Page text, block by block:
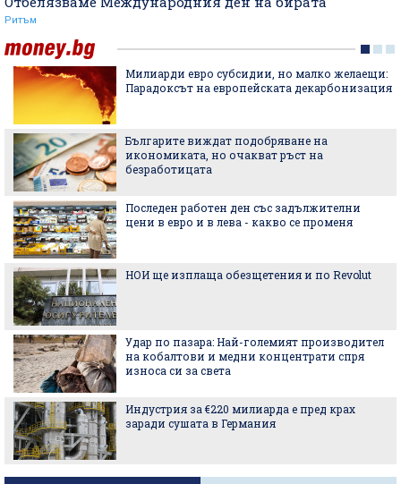
Ритъм
Милиарди евро субсидии, но малко желаещи:
Парадоксът на европейската декарбонизация
Българите виждат подобряване на
икономиката, но очакват ръст на
безработицата
Последен работен ден със задължителни
цени в евро и в лева - какво се променя
НОИ ще изплаща обезщетения и по Revolut
Удар по пазара: Най-големият производител
на кобалтови и медни концентрати спря
износа си за света
Индустрия за €220 милиарда е пред крах
заради сушата в Германия